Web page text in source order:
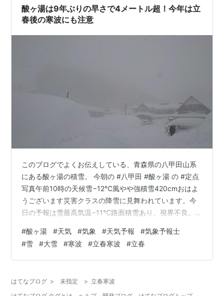
雪が磨かれてかなり滑りやすくなっていたので、少し雪
が来て上手くコーティングしてく…
酸ヶ湯は9年ぶりの早さで4メートル超！今年は立
春後の寒波にも注意
このブログでよくお伝えしている、青森県の八甲田山系
にある酸ヶ湯の積雪。 今朝の #八甲田 #酸ヶ湯 の #定点
写真午前10時の天候雪−12℃風やや強積雪420cmおはよ
うございます災害クラスの降雪に見舞われています。今
日の予報は雪最高気温−11℃路面積雪あり、視界不良。八
中です。#八甲田山 pic.twitter.com/dm1bIfs9lV — Yuji
Tsugawa八甲田山登山·ｽｷｰｶﾞｲﾄﾞ (@yunjii7920) January
31, 2022 今日(1月31日)、ついに4メートルを超えまし
#酸ヶ湯 #天気 #気象 #天気予報 #気象予報士
#雪 #大雪 #寒波 #立春寒波 #立春
はてなブログ > 未指定 > 立春寒波